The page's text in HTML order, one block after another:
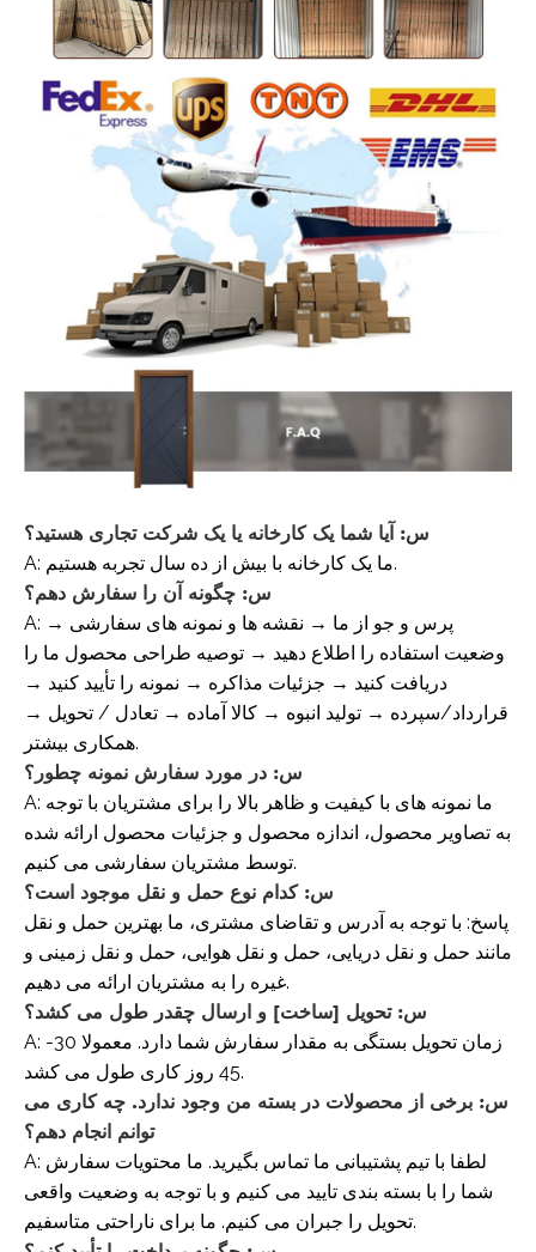
س: آیا شما یک کارخانه یا یک شرکت تجاری هستید؟
A: ما یک کارخانه با بیش از ده سال تجربه هستیم.
س: چگونه آن را سفارش دهم؟
A: پرس و جو از ما → نقشه ها و نمونه های سفارشی →
وضعیت استفاده را اطلاع دهید → توصیه طراحی محصول ما را
دریافت کنید → جزئیات مذاکره → نمونه را تأیید کنید →
قرارداد/سپرده → تولید انبوه → کالا آماده → تعادل / تحویل →
همکاری بیشتر.
س: در مورد سفارش نمونه چطور؟
A: ما نمونه های با کیفیت و ظاهر بالا را برای مشتریان با توجه
به تصاویر محصول، اندازه محصول و جزئیات محصول ارائه شده
توسط مشتریان سفارشی می کنیم.
س: کدام نوع حمل و نقل موجود است؟
پاسخ: با توجه به آدرس و تقاضای مشتری، ما بهترین حمل و نقل
مانند حمل و نقل دریایی، حمل و نقل هوایی، حمل و نقل زمینی و
غیره را به مشتریان ارائه می دهیم.
س: تحویل [ساخت] و ارسال چقدر طول می کشد؟
A: زمان تحویل بستگی به مقدار سفارش شما دارد. معمولا 30-
45 روز کاری طول می کشد.
س: برخی از محصولات در بسته من وجود ندارد. چه کاری می
توانم انجام دهم؟
A: لطفا با تیم پشتیبانی ما تماس بگیرید. ما محتویات سفارش
شما را با بسته بندی تایید می کنیم و با توجه به وضعیت واقعی
تحویل را جبران می کنیم. ما برای ناراحتی متاسفیم.